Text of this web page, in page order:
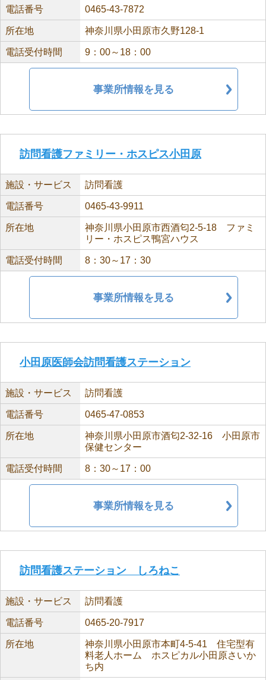
電話番号 0465-43-7872
所在地 神奈川県小田原市久野128-1
電話受付時間 9：00～18：00
事業所情報を見る
訪問看護ファミリー・ホスピス小田原
施設・サービス 訪問看護
電話番号 0465-43-9911
所在地
神奈川県小田原市西酒匂2-5-18 ファミ
リー・ホスピス鴨宮ハウス
電話受付時間 8：30～17：30
事業所情報を見る
小田原医師会訪問看護ステーション
施設・サービス 訪問看護
電話番号 0465-47-0853
所在地
神奈川県小田原市酒匂2-32-16 小田原市
保健センター
電話受付時間 8：30～17：00
事業所情報を見る
訪問看護ステーション しろねこ
施設・サービス 訪問看護
電話番号 0465-20-7917
所在地
神奈川県小田原市本町4-5-41 住宅型有
料老人ホーム ホスピカル小田原さいか
ち内